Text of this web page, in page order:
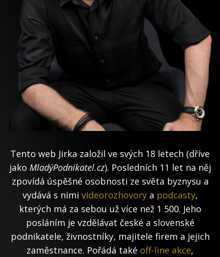
Tento web Jirka založil ve svých 18 letech (dříve
jako MladýPodnikatel.cz). Posledních 11 let na něj
zpovídá úspěšné osobnosti ze světa byznysu a
vydává s nimi videorozhovorya podcasty,
kterých má za sebou už více než 1 500. Jeho
posláním je vzdělávat české a slovenské
podnikatele, živnostníky, majitele firem a jejich
zaměstnance. Pořádá také off-line akce,